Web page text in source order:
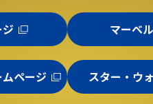
ページ
マーベ
スター・ウ